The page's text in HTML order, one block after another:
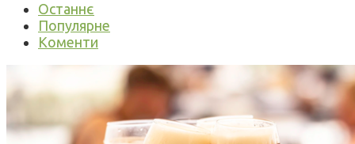
Останнє
Популярне
Коменти